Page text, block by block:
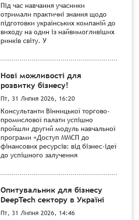
Під час навчання учасники
отримали практичні знання щодо
підготовки українських компаній до
виходу на один із найвимогливіших
ринків світу. У
Нові можливості для
розвитку бізнесу!
Пт, 31 Липня 2026, 16:20
Консультанти Вінницької торгово-
промислової палати успішно
пройшли другий модуль навчальної
програми «Доступ ММСП до
фінансових ресурсів: від бізнес-ідеї
до успішного залучення
Опитувальник для бізнесу
DeepTech сектору в Україні
Пт, 31 Липня 2026, 14:46